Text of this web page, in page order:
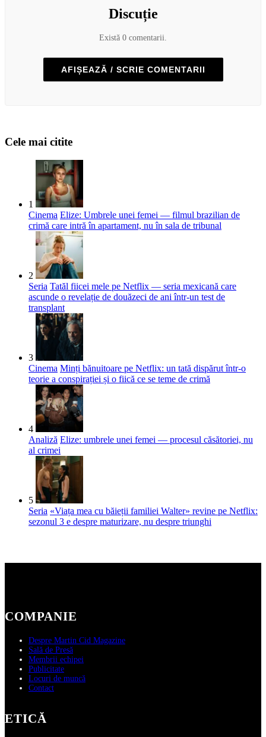
Discuție
Există 0 comentarii.
AFIȘEAZĂ / SCRIE COMENTARII
Cele mai citite
1
Cinema Elize: Umbrele unei femei — filmul brazilian de
crimă care intră în apartament, nu în sala de tribunal
2
Seria Tatăl fiicei mele pe Netflix — seria mexicană care
ascunde o revelație de douăzeci de ani într-un test de
transplant
3
Cinema Minți bănuitoare pe Netflix: un tată dispărut într-o
teorie a conspirației și o fiică ce se teme de crimă
4
Analiză Elize: umbrele unei femei — procesul căsătoriei, nu
al crimei
5
Seria «Viața mea cu băieții familiei Walter» revine pe Netflix:
sezonul 3 e despre maturizare, nu despre triunghi
COMPANIE
Despre Martin Cid Magazine
Sală de Presă
Membrii echipei
Publicitate
Locuri de muncă
Contact
ETICĂ